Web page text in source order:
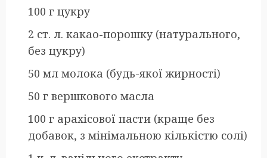
100 г цукру
2 ст. л. какао-порошку (натурального,
без цукру)
50 мл молока (будь-якої жирності)
50 г вершкового масла
100 г арахісової пасти (краще без
добавок, з мінімальною кількістю солі)